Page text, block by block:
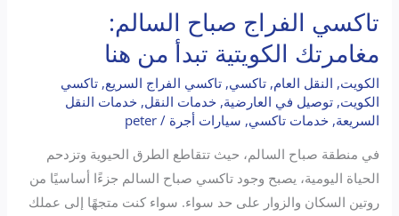
تاكسي الفراج صباح السالم:
مغامرتك الكويتية تبدأ من هنا
الكويت, النقل العام,تاكسي,تاكسي الفراج السريع,تاكسي
الكويت,توصيل في العارضية,خدمات النقل,خدمات النقل
السريعة,خدمات تاكسي, سيارات أجرة /
peter
في منطقة صباح السالم، حيث تتقاطع الطرق الحيوية وتزدحم
الحياة اليومية، يصبح وجود تاكسي صباح السالم جزءًا أساسيًا من
روتين السكان والزوار على حد سواء. سواء كنت متجهًا إلى عملك